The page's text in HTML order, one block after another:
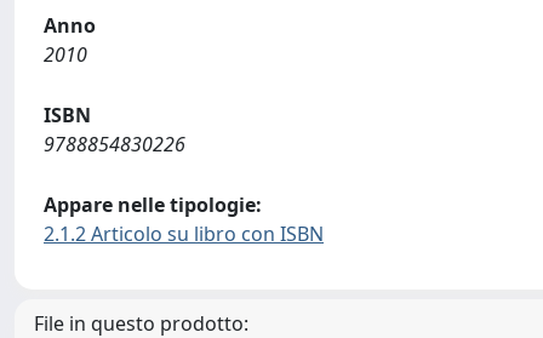
Anno
2010
ISBN
9788854830226
Appare nelle tipologie:
2.1.2 Articolo su libro con ISBN
File in questo prodotto: